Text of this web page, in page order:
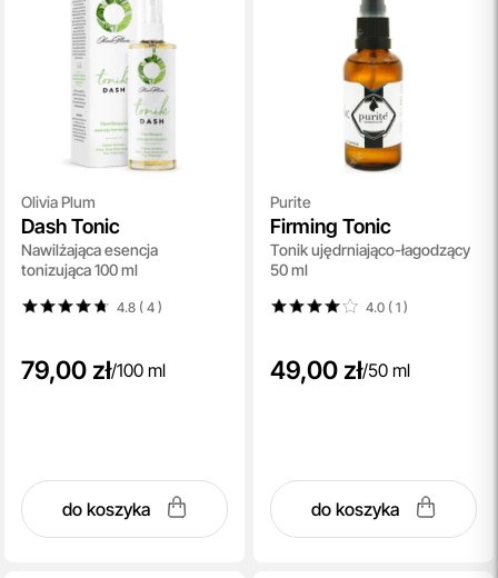
Olivia Plum
Dash Tonic
Nawilżająca esencja
tonizująca 100 ml
4.8 ( 4)
79,00 zł/100 ml
do koszyka
Purite
Firming Tonic
Tonik ujędrniająco-łagodzący
50 ml
4.0 ( 1)
49,00 zł/50 ml
do koszyka